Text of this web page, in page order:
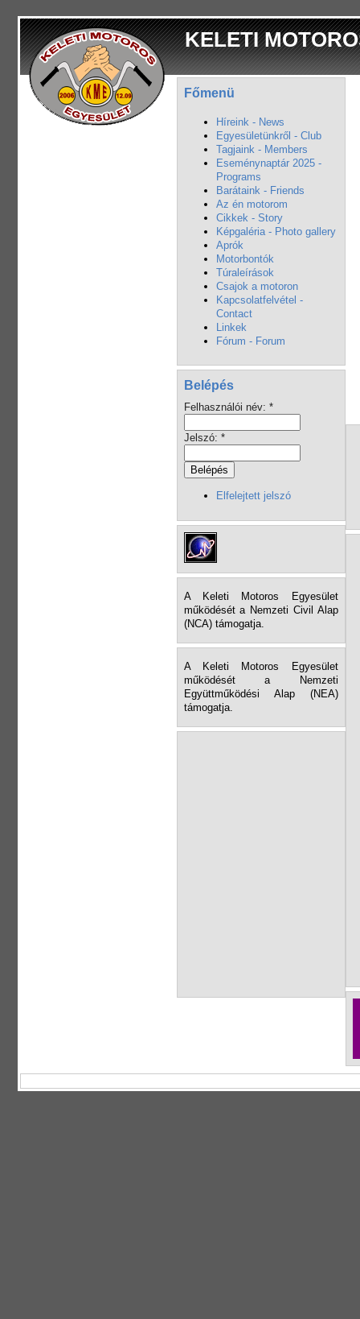
KELETI
Főmenü
Híreink - News
Egyesületünkről - Club
Tagjaink - Members
Eseménynaptár 2025 -
Programs
Barátaink - Friends
Az én motorom
Cikkek - Story
Képgaléria - Photo gallery
Aprók
Motorbontók
Túraleírások
Csajok a motoron
Kapcsolatfelvétel -
Contact
Linkek
Fórum - Forum
Belépés
Felhasználói név: *
Jelszó: *
Elfelejtett jelszó
A Keleti Motoros Egyesület
működését a Nemzeti Civil Alap
(NCA) támogatja.
A Keleti Motoros Egyesület
működését a Nemzeti
Együttműködési Alap (NEA)
támogatja.